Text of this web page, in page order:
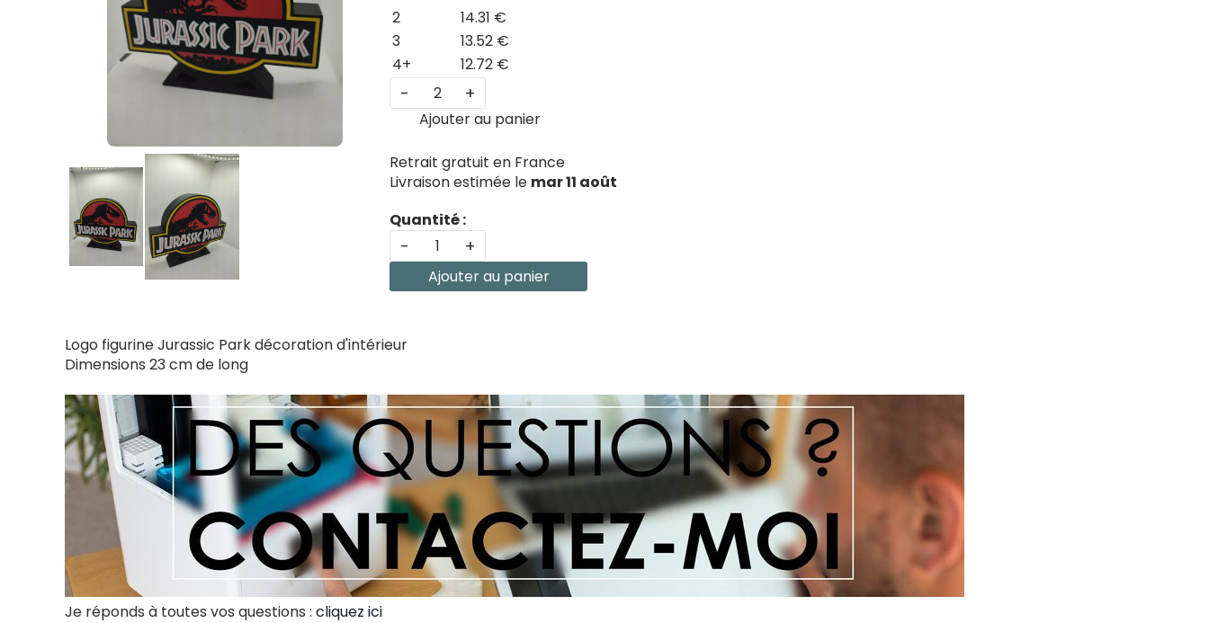
2
14.31 €
3
13.52 €
4+
12.72 €
- +
Ajouter au panier
Retrait gratuit en France
Livraison estimée le mar 11 août
Quantité :
- +
Ajouter au panier
Logo figurine Jurassic Park décoration d'intérieur
Dimensions 23 cm de long
Je réponds à toutes vos questions : cliquez ici